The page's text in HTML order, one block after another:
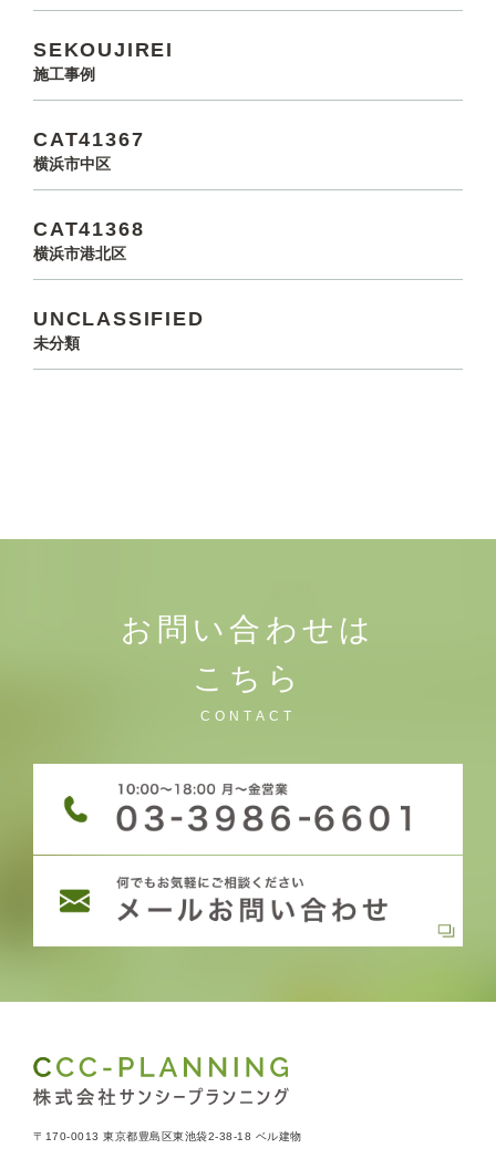
SEKOUJIREI
施工事例
CAT41367
横浜市中区
CAT41368
横浜市港北区
UNCLASSIFIED
未分類
お問い合わせは
こちら
CONTACT
〒170-0013 東京都豊島区東池袋2-38-18 ベル建物